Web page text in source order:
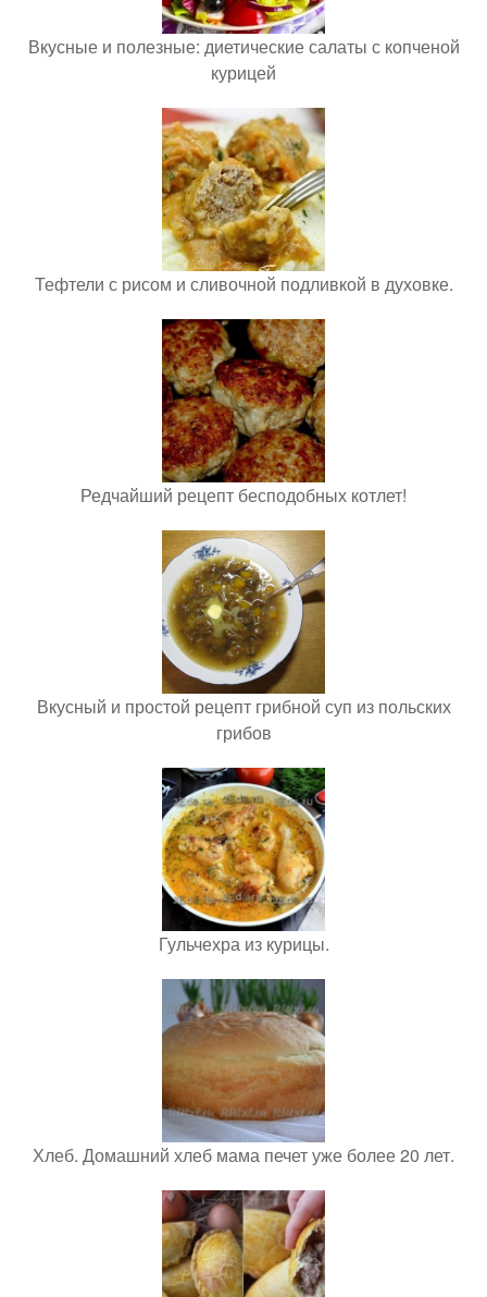
Вкусные и полезные: диетические салаты с копченой
курицей
Тефтели с рисом и сливочной подливкой в духовке.
Редчайший рецепт бесподобных котлет!
Вкусный и простой рецепт грибной суп из польских
грибов
Гульчехра из курицы.
Хлеб. Домашний хлеб мама печет уже более 20 лет.